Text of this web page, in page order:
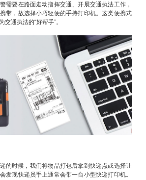
需要在路面走动指挥交通、开展交通执法工作，
带，故选择小巧轻便的手持打印机。这类便携式
通执法的“好帮手”。
的时候，我们将物品打包后拿到快递点或选择让
发现快递员手上通常会带一台小型快递打印机。